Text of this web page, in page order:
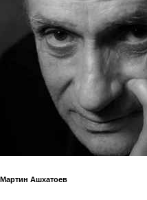
Мартин Ашхатоев